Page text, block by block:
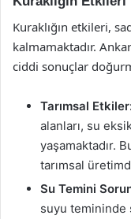
Kuraklığın etkileri,
kalmamaktadır.
ciddi sonuçlar
Tarımsal
alanları, su
yaşamaktadır.
tarımsal
Su Temini
suyu temininde